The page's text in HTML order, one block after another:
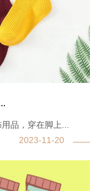
品，穿在脚上...
2023-11-20